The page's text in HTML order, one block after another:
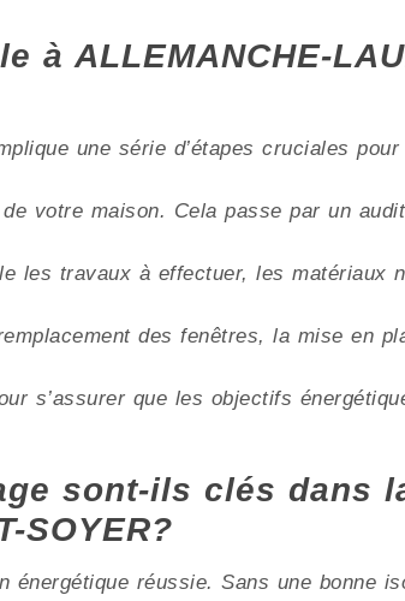
à ALLEMANCHE-
une série d’étapes cruciales
votre maison. Cela passe par un audit
les travaux à effectuer, les matériaux
des fenêtres, la mise en
s’assurer que les objectifs
sont-ils clés dans
SOYER?
énergétique réussie. Sans une bonne